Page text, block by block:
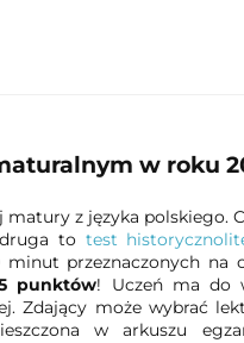
w roku
z języka polskiego.
to test
przeznaczonych na
punktów! Uczeń ma do
Zdający może wybrać
w arkuszu